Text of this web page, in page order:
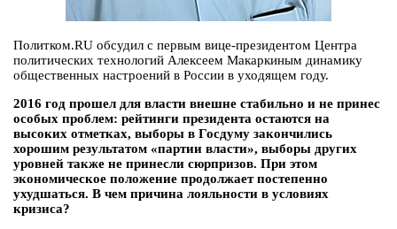
Политком.RU обсудил с первым вице-президентом Центра
политических технологий Алексеем Макаркиным динамику
общественных настроений в России в уходящем году.
2016 год прошел для власти внешне стабильно и не принес
особых проблем: рейтинги президента остаются на
высоких отметках, выборы в Госдуму закончились
хорошим результатом «партии власти», выборы других
уровней также не принесли сюрпризов. При этом
экономическое положение продолжает постепенно
ухудшаться. В чем причина лояльности в условиях
кризиса?